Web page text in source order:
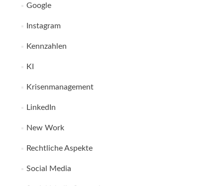
Google
Instagram
Kennzahlen
KI
Krisenmanagement
LinkedIn
New Work
Rechtliche Aspekte
Social Media